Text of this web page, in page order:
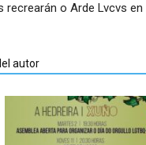
o Arde Lvcvs
autor